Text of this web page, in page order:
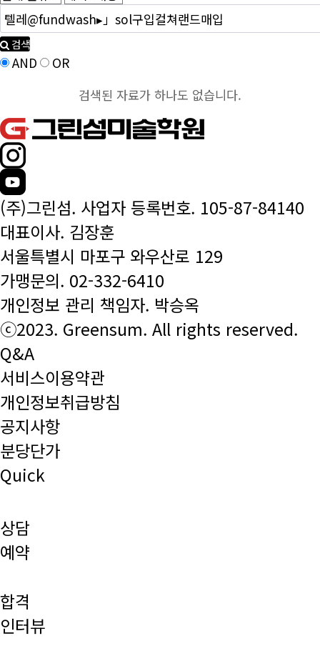
검색
AND
OR
검색된 자료가 하나도 없습니다.
(주)그린섬. 사업자 등록번호. 105-87-84140
대표이사. 김장훈
서울특별시 마포구 와우산로 129
가맹문의. 02-332-6410
개인정보 관리 책임자. 박승옥
ⓒ2023. Greensum. All rights reserved.
Q&A
서비스이용약관
개인정보취급방침
공지사항
분당단가
Quick
상담
예약
합격
인터뷰